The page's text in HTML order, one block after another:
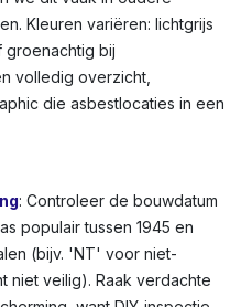
asbest, wat
locaties:
Vloertegels (vinyl
schoorsteenpijpen,
Kleuren variëren: lichtgrijs
groenachtig bij
volledig overzicht,
die asbestlocaties in een